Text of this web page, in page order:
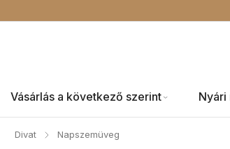
Vásárlás a következő szerint Nyári
Divat / Napszemüveg